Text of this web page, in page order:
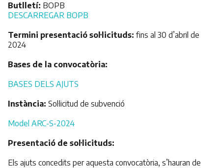
Butlletí: BOPB​
DESCARREGAR BOPB
Termini presentació sol·licituds: fins al 30 d’abril de
2024
Bases de la convocatòria:
BASES DELS AJUTS
Instància: Sol·licitud de subvenció
Model ARC-S-2024
Presentació de sol·licituds:
Els ajuts concedits per aquesta convocatòria, s’hauran de